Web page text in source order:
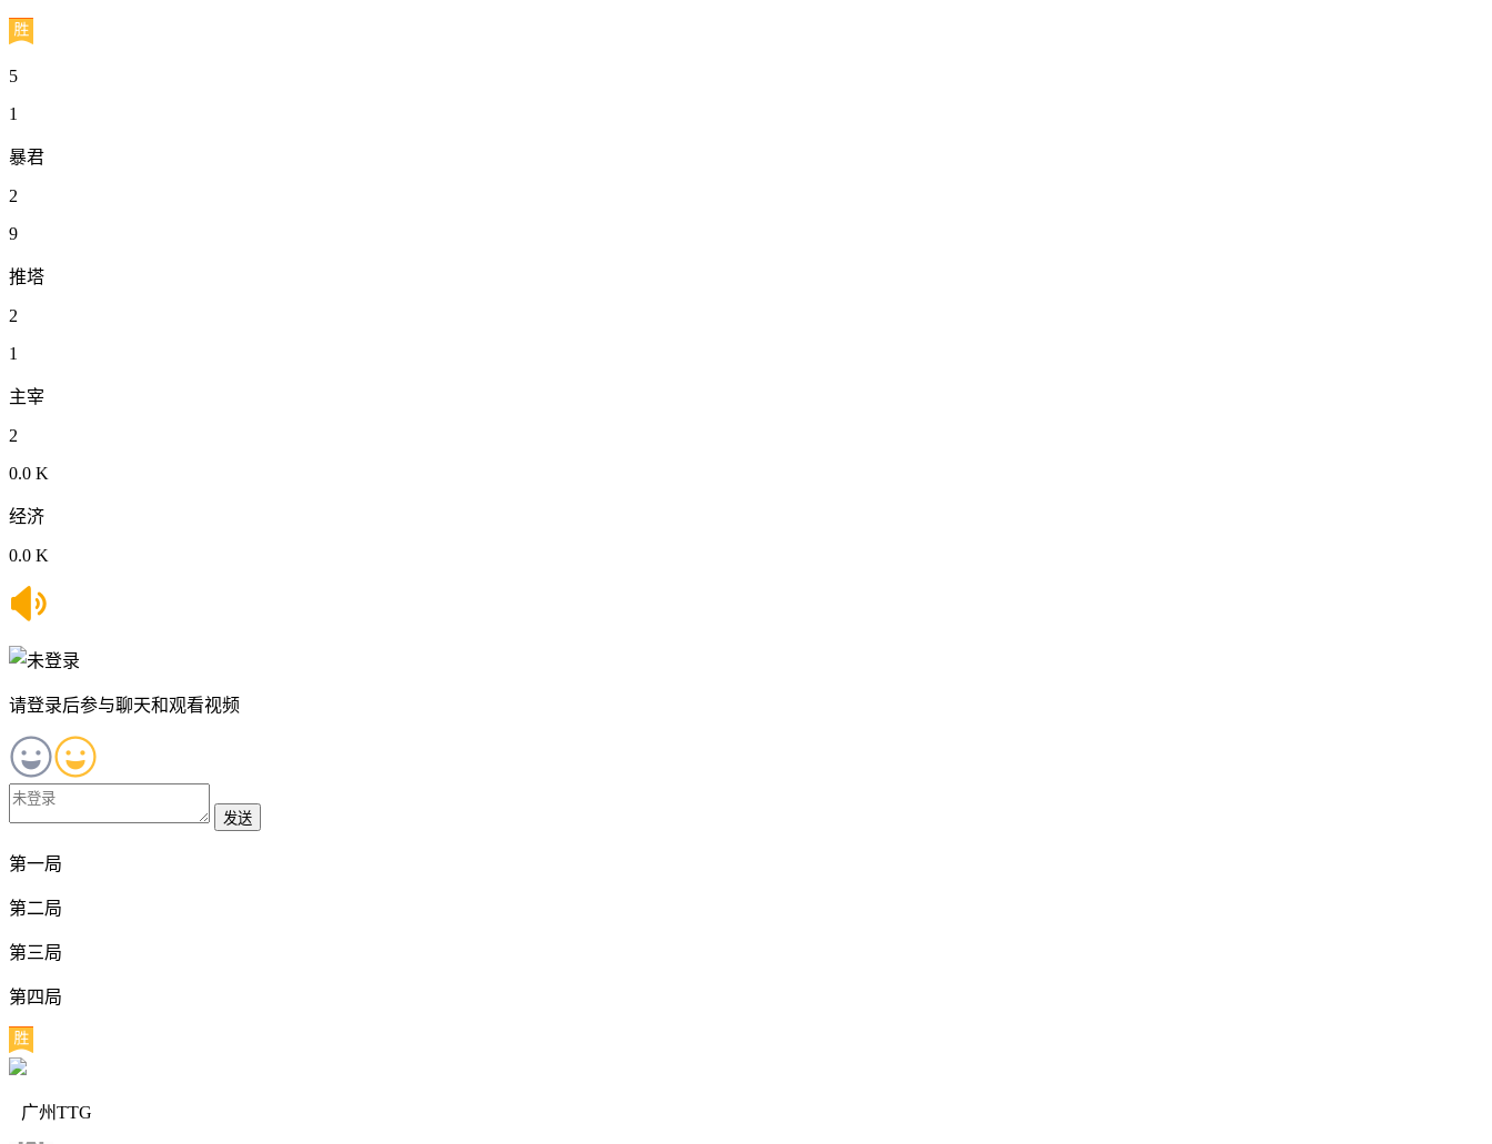
5
1
暴君
2
9
推塔
2
1
主宰
2
0.0 K
经济
0.0 K
请登录后参与聊天和观看视频
发送
第一局
第二局
第三局
第四局
广州TTG